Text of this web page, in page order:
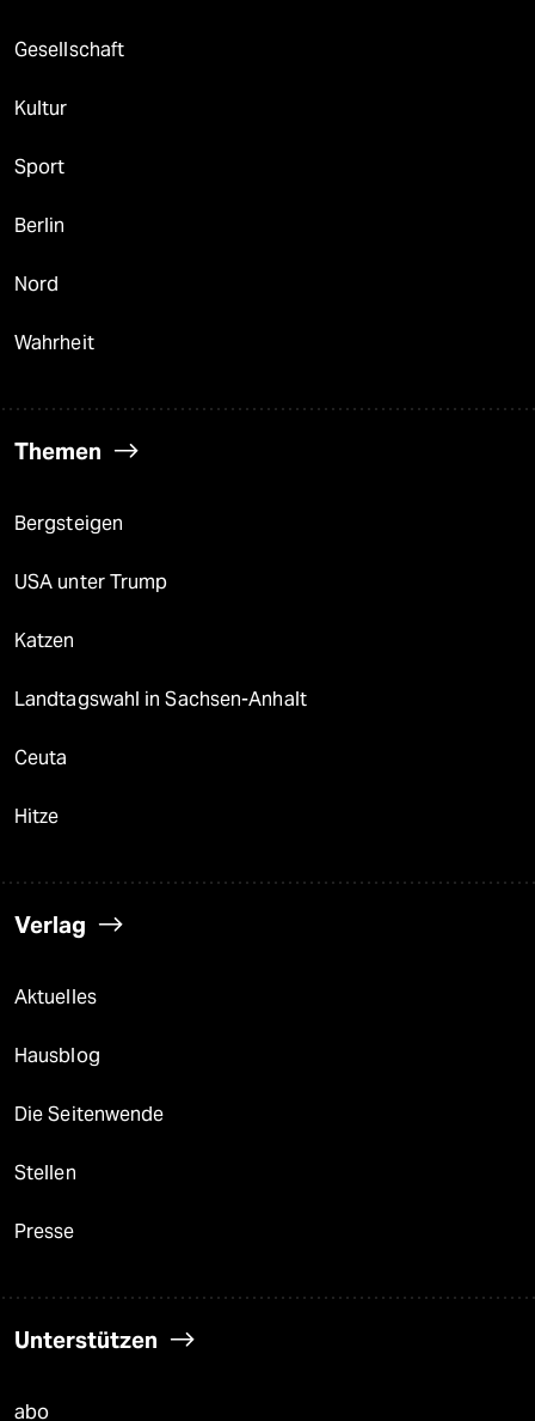
Gesellschaft
Kultur
Sport
Berlin
Nord
Wahrheit
Themen
Bergsteigen
USA unter Trump
Katzen
Landtagswahl in Sachsen-Anhalt
Ceuta
Hitze
Verlag
Aktuelles
Hausblog
Die Seitenwende
Stellen
Presse
Unterstützen
abo